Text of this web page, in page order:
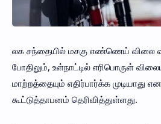
லக சந்தையில் மசகு எண்ணெய் விலை
போதிலும், உள்நாட்டில் எரிபொருள்
மாற்றத்தையும் எதிர்பார்க்க
கூட்டுத்தாபனம் தெரிவித்துள்ளது.